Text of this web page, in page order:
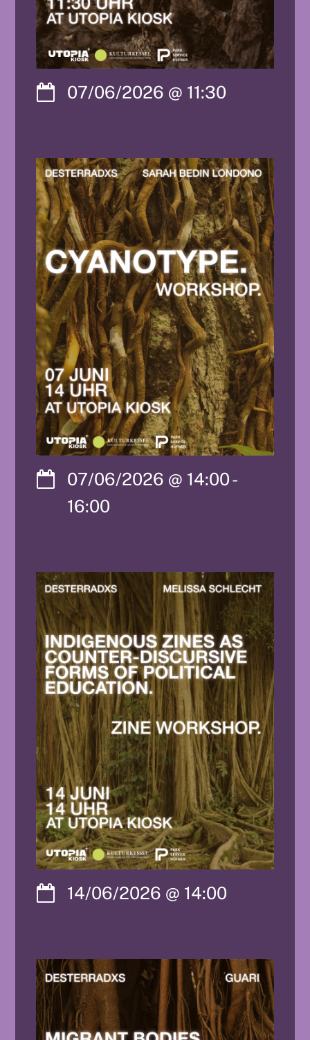
07/06/2026 @ 11:30
07/06/2026 @ 14:00-
16:00
14/06/2026 @ 14:00